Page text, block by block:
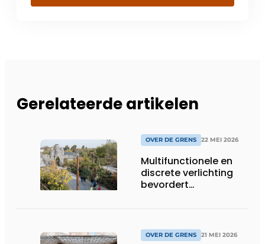
Gerelateerde artikelen
OVER DE GRENS 22 MEI 2026
Multifunctionele en
discrete verlichting
bevordert
OVER DE GRENS 21 MEI 2026